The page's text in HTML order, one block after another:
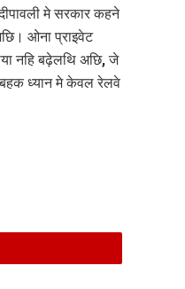
मे सरकार कहने
ओना प्राइवेट
नहि बढ़ेलथि अछि, जे
ध्यान मे केवल रेलवे